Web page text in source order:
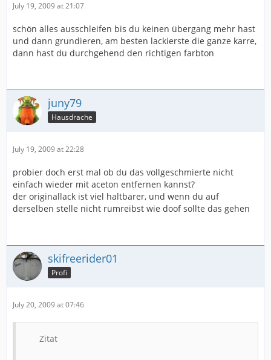
July 19, 2009 at 21:07
schön alles ausschleifen bis du keinen übergang mehr hast
und dann grundieren, am besten lackierste die ganze karre,
dann hast du durchgehend den richtigen farbton
juny79
Hausdrache
July 19, 2009 at 22:28
probier doch erst mal ob du das vollgeschmierte nicht
einfach wieder mit aceton entfernen kannst?
der originallack ist viel haltbarer, und wenn du auf
derselben stelle nicht rumreibst wie doof sollte das gehen
skifreerider01
Profi
July 20, 2009 at 07:46
Zitat